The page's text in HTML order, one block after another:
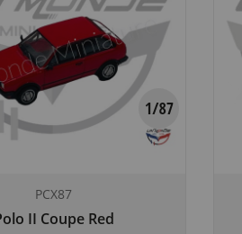
PCX87
II Coupe Red